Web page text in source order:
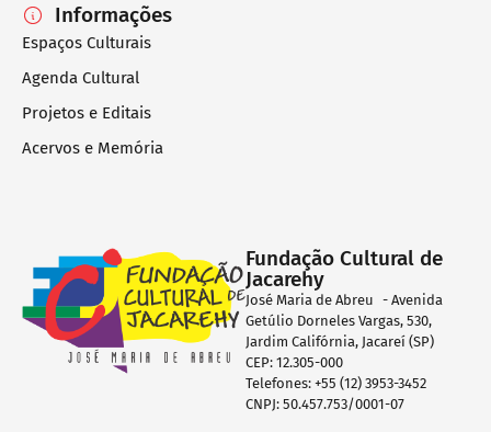
Informações
Espaços Culturais
Agenda Cultural
Projetos e Editais
Acervos e Memória
Fundação Cultural de
Jacarehy
José Maria de Abreu - Avenida
Getúlio Dorneles Vargas, 530,
Jardim Califórnia, Jacareí (SP)
CEP: 12.305-000
Telefones: +55 (12) 3953-3452
CNPJ: 50.457.753/0001-07